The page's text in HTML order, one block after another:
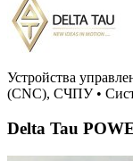
Устройства
(CNC), СЧПУ •
Delta Tau